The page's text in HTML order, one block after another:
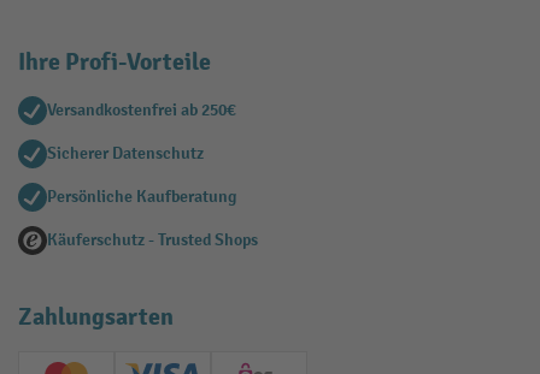
Ihre Profi-Vorteile
Versandkostenfrei ab 250€
Sicherer Datenschutz
Persönliche Kaufberatung
Käuferschutz - Trusted Shops
Zahlungsarten